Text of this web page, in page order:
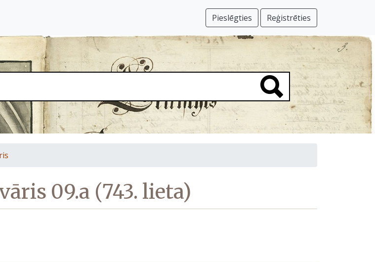
Pieslēgties Reģistrēties
09.a (743. lieta)